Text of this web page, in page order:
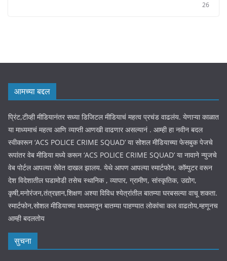
26
आमच्या बद्दल
प्रिंट,टीव्ही मीडियानंतर सध्या डिजिटल मीडियाचं महत्व प्रचंड वाढलंय. येणाऱ्या काळात
या माध्यमाचं महत्व आणि व्याप्ती आणखी वाढणार असल्यानं . आम्ही हा नवीन बदल
स्वीकारून ‘ACS POLICE CRIME SQUAD’ या सोशल मीडियाच्या फेसबुक पेजचे
रूपांतर वेब मीडिया मध्ये करून ‘ACS POLICE CRIME SQUAD’ या नावाने न्युजचे
वेब पोर्टल आपल्या सेवेत दाखल झालय. येथे आपण आपल्या स्मार्टफोन, कॉम्पुटर वरून
देश विदेशातील घडामोडी तसेच स्थानिक , व्यापार, ग्रामीण, सांस्कृतिक, उद्योग,
कृषी,मनोरंजन,तंत्रज्ञान,शिक्षण अश्या विविध श्येत्रांतील बातम्या घरबसल्या वाचू शकता.
स्मार्टफोन,सोशल मीडियाच्या माध्यमातून बातम्या पाहण्यात लोकांचा कल वाढतोय,म्हणूनच
आम्ही बदलतोय
सुचना